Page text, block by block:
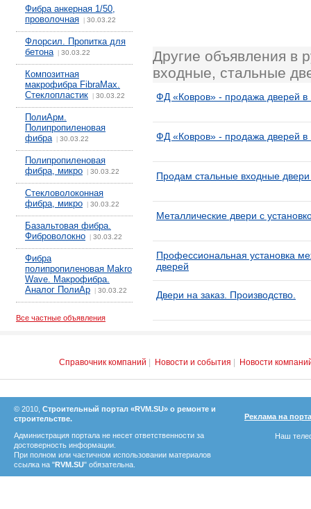
Фибра анкерная 1/50,
проволочная
30.03.22
Флорсил. Пропитка для
бетона| 30.03.22
Композитная
макрофибра FibraMax.
Стеклопластик
30.03.22
ПолиАрм.
Полипропиленовая
фибра| 30.03.22
Полипропиленовая
фибра, микро
30.03.22
Стекловолоконная
фибра, микро
30.03.22
Базальтовая фибра.
Фиброволокно
30.03.22
Фибра
полипропиленовая Makro
Wave. Макрофибра.
Аналог ПолиАр
30.03.22
Все частные объявления
Другие объявления в
входные, стальные
ФД «Ковров» - продажа дверей
ФД «Ковров» - продажа дверей
Продам стальные входные
Металлические двери с
Профессиональная установка
дверей
Двери на заказ. Производство.
Справочник компаний Новости и события Новости
© 2010, Строительный портал «RVM.SU» о ремонте и
строительстве.
Администрация портала не несет ответственности за
достоверность информации.
При полном или частичном использовании материалов
ссылка на "RVM.SU" обязательна.
Реклама на
Наш